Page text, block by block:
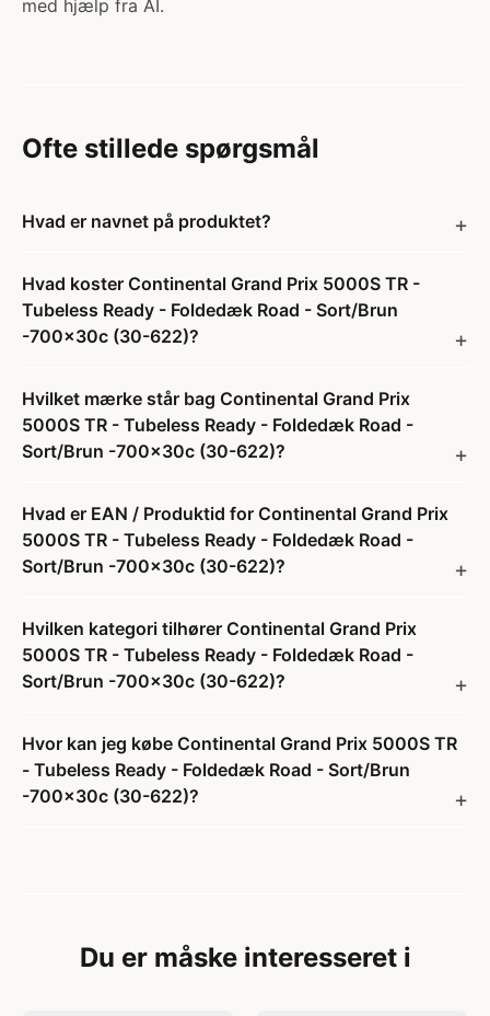
med hjælp fra AI.
Ofte stillede spørgsmål
Hvad er navnet på produktet?
Hvad koster Continental Grand Prix 5000S TR -
Tubeless Ready - Foldedæk Road - Sort/Brun
-700x30c (30-622)?
Hvilket mærke står bag Continental Grand Prix
5000S TR - Tubeless Ready - Foldedæk Road -
Sort/Brun -700x30c (30-622)?
Hvad er EAN / Produktid for Continental Grand Prix
5000S TR - Tubeless Ready - Foldedæk Road -
Sort/Brun -700x30c (30-622)?
Hvilken kategori tilhører Continental Grand Prix
5000S TR - Tubeless Ready - Foldedæk Road -
Sort/Brun -700x30c (30-622)?
Hvor kan jeg købe Continental Grand Prix 5000S TR
- Tubeless Ready - Foldedæk Road - Sort/Brun
-700x30c (30-622)?
Du er måske interesseret i